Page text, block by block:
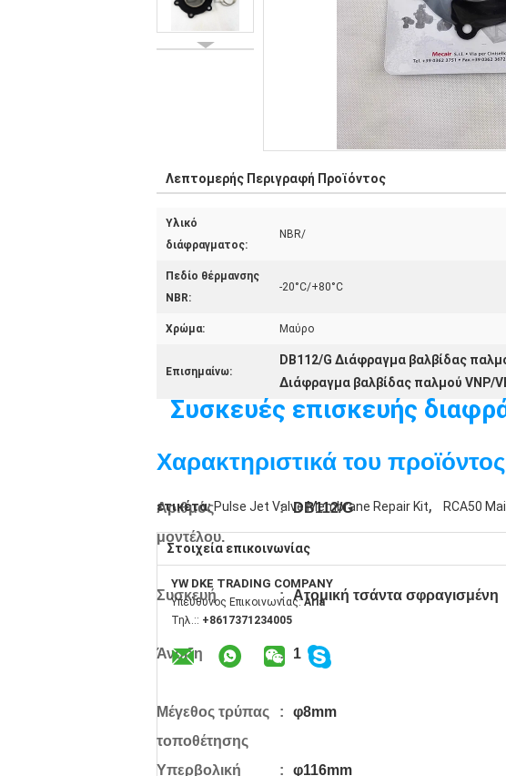
Λεπτομερής Περιγραφή Προϊόντος
Υλικό
διάφραγματος:
NBR/
Πεδίο θέρμανσης
NBR:
-20°C/+80°C
Χρώμα: Μαύρο
Επισημαίνω:
DB112/G Διάφραγμα βαλβίδας
Διάφραγμα βαλβίδας παλμού VNP/
Συσκευές επισκευής
Χαρακτηριστικά του προϊόντος
Αριθμός
μοντέλου.
: DB112/G
Συσκευή : Ατομική τσάντα σφραγισμένη
Άνοιξη : 1
Μέγεθος τρύπας
τοποθέτησης
: φ8mm
Υπερβολική
: φ116mm
ετικέτα: Pulse Jet Valve Membrane Repair Kit, RCA50
Στοιχεία επικοινωνίας
YW DKE TRADING COMPANY
Υπεύθυνος Επικοινωνίας:Aria
Τηλ.:: +8617371234005